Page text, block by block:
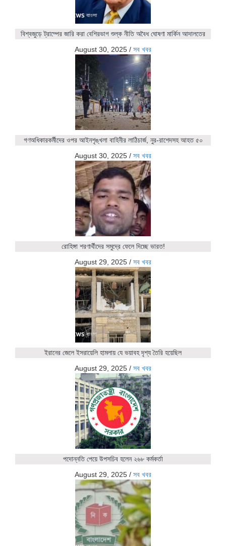
বিশ্বজুড়ে ট্রাম্পের জারি করা বেশিরভাগ শুল্ক নীতি অবৈধ ঘোষণা মার্কিন আদালতের
August 30, 2025 / সব খবর
গণঅধিকারকর্মীদের ওপর আইনশৃঙ্খলা বাহিনীর লাঠিচার্জ, নুর-রাশেদসহ আহত ৫০
August 30, 2025 / সব খবর
রোহিঙ্গা শরণার্থীদের সমুদ্রে ফেলে দিচ্ছে ভারত!
August 29, 2025 / সব খবর
ইরানের জেলে ইসরায়েলি হামলায় যে ভয়াবহ দৃশ্য তৈরি হয়েছিল
August 29, 2025 / সব খবর
পদোন্নতি পেয়ে উপসচিব হলেন ২৬৮ কর্মকর্তা
August 29, 2025 / সব খবর